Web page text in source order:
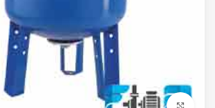
برای بزرگنمایی کلیک کنید